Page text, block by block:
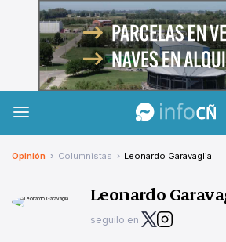
Opinión Columnistas Leonardo Garavaglia
Leonardo
seguilo en: